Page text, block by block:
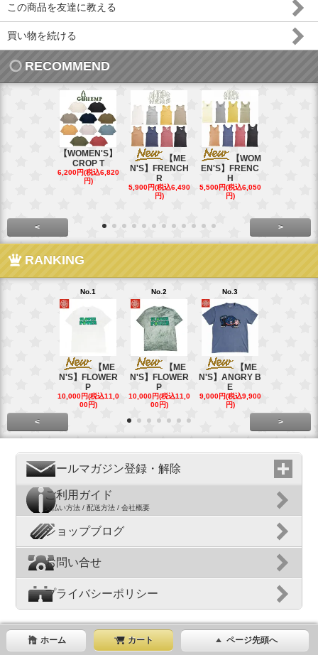
この商品を友達に教える
買い物を続ける
RECOMMEND
【WOMEN'S】
CROP T
6,200円(税込6,820
円)
【ME
N'S】FRENCH
R
5,900円(税込6,490
円)
【WOM
EN'S】FRENC
H
5,500円(税込6,050
円)
< >
RANKING
No.1
【ME
N'S】FLOWER
P
10,000円(税込11,0
00円)
No.2
【ME
N'S】FLOWER
P
10,000円(税込11,0
00円)
No.3
【ME
N'S】ANGRY B
E
9,000円(税込9,900
円)
< >
メールマガジン登録・解除
ご利用ガイド
支払い方法 / 配送方法 / 会社概要
ショップブログ
お問い合せ
プライバシーポリシー
ホーム カート ページ先頭へ